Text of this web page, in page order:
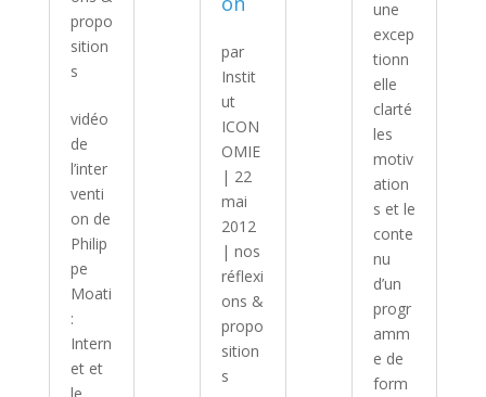
propo
sition
s
vidéo
de
l’inter
venti
on de
Philip
pe
Moati
:
Intern
et et
par
Instit
ut
ICON
OMIE
| 22
mai
2012
|nos
réflexi
ons &
propo
sition
s
une
excep
tionn
elle
clarté
les
motiv
ation
s et le
conte
nu
d’un
progr
amm
e de
form